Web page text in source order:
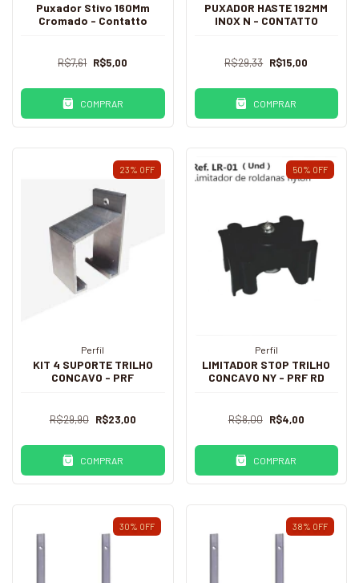
Puxador Stivo 160Mm
Cromado - Contatto
R$7,61 R$5,00
COMPRAR
PUXADOR HASTE 192MM
INOX N - CONTATTO
R$29,33 R$15,00
COMPRAR
23% OFF
Perfil
KIT 4 SUPORTE TRILHO
CONCAVO - PRF
R$29,90 R$23,00
COMPRAR
50% OFF
Perfil
LIMITADOR STOP TRILHO
CONCAVO NY - PRF RD
R$8,00 R$4,00
COMPRAR
30% OFF 38% OFF